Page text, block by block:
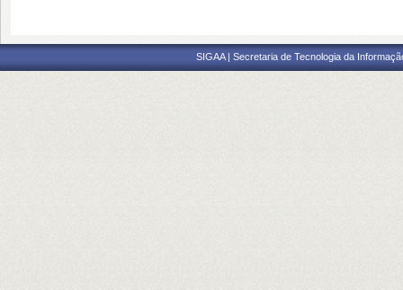
SIGAA | Secretaria de Tecnologia da